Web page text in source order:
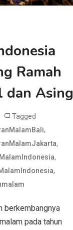
Ramah
dan Asing
Tagged
,
,
,
,
berkembangnya
pada tahun